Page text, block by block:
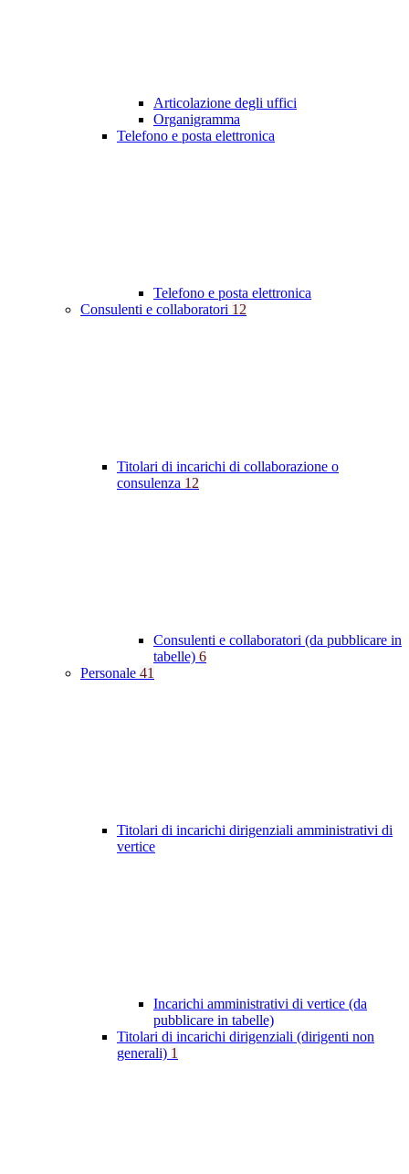
Articolazione degli uffici
Organigramma
Telefono e posta elettronica
Telefono e posta elettronica
Consulenti e collaboratori 12
Titolari di incarichi di collaborazione o
consulenza 12
Consulenti e collaboratori (da pubblicare in
tabelle) 6
Personale 41
Titolari di incarichi dirigenziali amministrativi di
vertice
Incarichi amministrativi di vertice (da
pubblicare in tabelle)
Titolari di incarichi dirigenziali (dirigenti non
generali) 1